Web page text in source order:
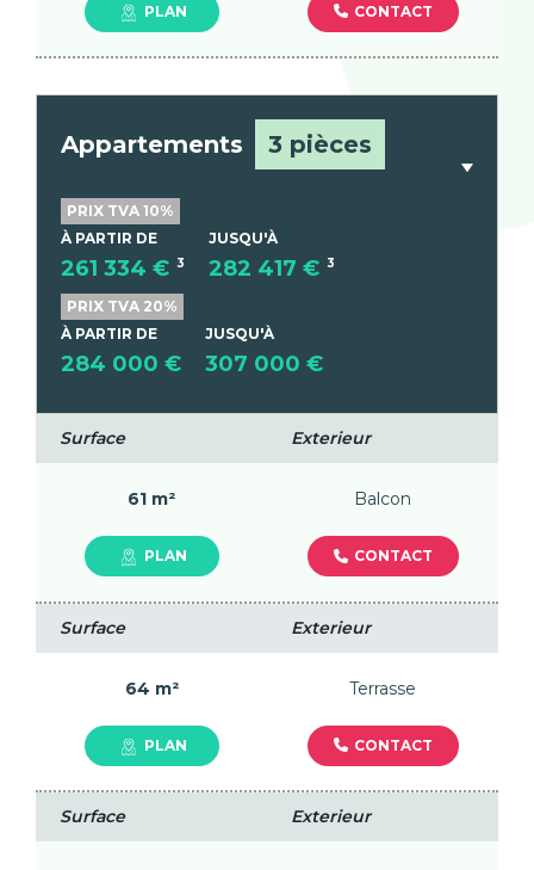
PLAN CONTACT
Appartements 3 pièces
PRIX TVA 10%
À PARTIR DE
261 334 € 3
JUSQU'À
282 417 € 3
PRIX TVA 20%
À PARTIR DE
284 000 €
JUSQU'À
307 000 €
Surface
61 m²
Exterieur
Balcon
PLAN CONTACT
Surface
64 m²
Exterieur
Terrasse
PLAN CONTACT
Surface Exterieur